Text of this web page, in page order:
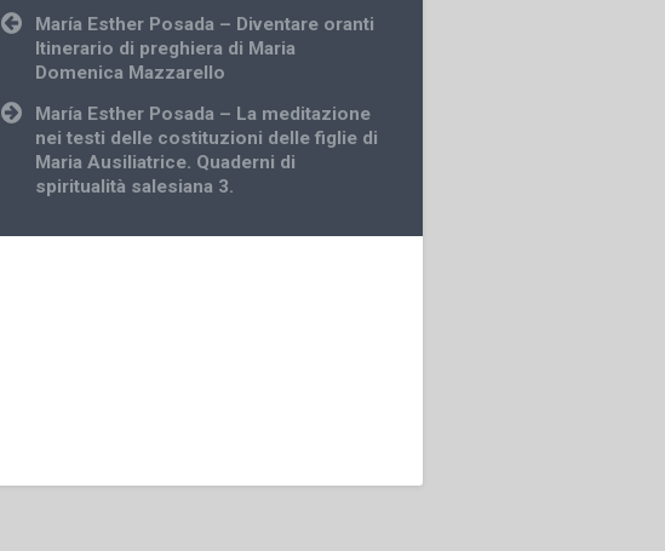
Post
navigation
María Esther Posada – Diventare oranti
Itinerario di preghiera di Maria
Domenica Mazzarello
María Esther Posada – La meditazione
nei testi delle costituzioni delle figlie di
Maria Ausiliatrice. Quaderni di
spiritualità salesiana 3.